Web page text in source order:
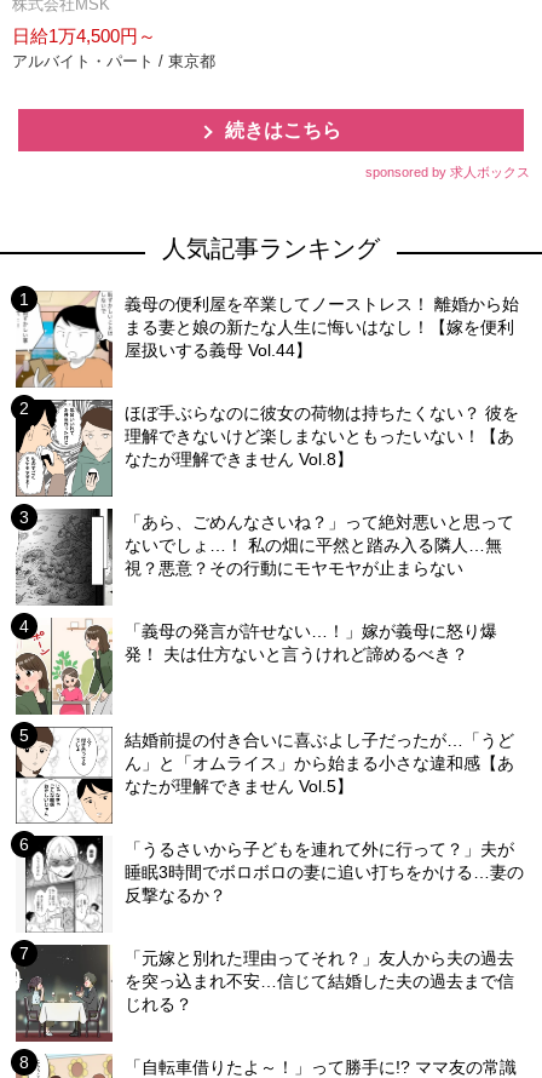
株式会社MSK
日給1万4,500円～
アルバイト・パート / 東京都
続きはこちら
sponsored by 求人ボックス
人気記事ランキング
義母の便利屋を卒業してノーストレス！ 離婚から始
まる妻と娘の新たな人生に悔いはなし！【嫁を便利
屋扱いする義母 Vol.44】
ほぼ手ぶらなのに彼女の荷物は持ちたくない？ 彼を
理解できないけど楽しまないともったいない！【あ
なたが理解できません Vol.8】
「あら、ごめんなさいね？」って絶対悪いと思って
ないでしょ…！ 私の畑に平然と踏み入る隣人…無
視？悪意？その行動にモヤモヤが止まらない
「義母の発言が許せない…！」嫁が義母に怒り爆
発！ 夫は仕方ないと言うけれど諦めるべき？
結婚前提の付き合いに喜ぶよし子だったが…「うど
ん」と「オムライス」から始まる小さな違和感【あ
なたが理解できません Vol.5】
「うるさいから子どもを連れて外に行って？」夫が
睡眠3時間でボロボロの妻に追い打ちをかける…妻の
反撃なるか？
「元嫁と別れた理由ってそれ？」友人から夫の過去
を突っ込まれ不安…信じて結婚した夫の過去まで信
じれる？
「自転車借りたよ～！」って勝手に!? ママ友の常識